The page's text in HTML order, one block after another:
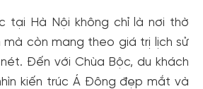
tại Hà Nội không chỉ là nơi thờ
mà còn mang theo giá trị lịch sử
Đến với Chùa Bộc, du khách
kiến trúc Á Đông đẹp mắt và